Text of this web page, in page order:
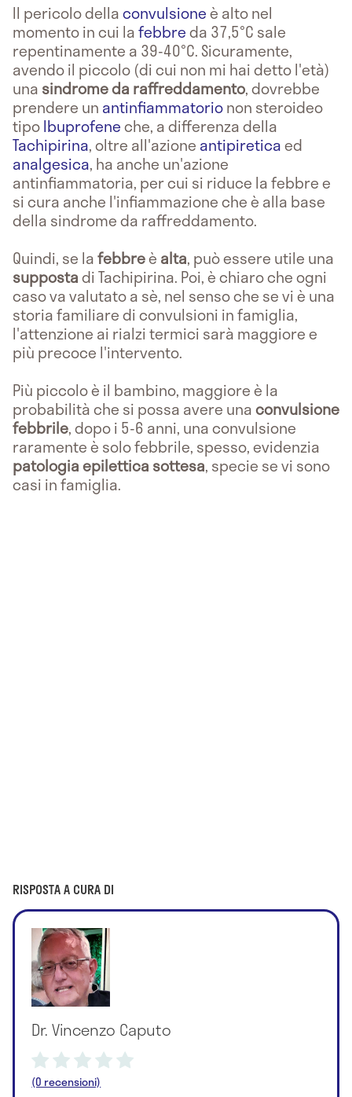
Il pericolo dellaconvulsioneè alto nel
momento in cui lafebbreda 37,5°C sale
repentinamente a 39-40°C. Sicuramente,
avendo il piccolo (di cui non mi hai detto l'età)
una sindrome da raffreddamento, dovrebbe
prendere un antinfiammatorionon steroideo
tipoIbuprofeneche, a differenza della
Tachipirina, oltre all'azione antipireticaed
analgesica, ha anche un'azione
antinfiammatoria, per cui si riduce la febbre e
si cura anche l'infiammazione che è alla base
della sindrome da raffreddamento.
Quindi, se lafebbreè alta, può essere utile una
suppostadi Tachipirina. Poi, è chiaro che ogni
caso va valutato a sè, nel senso che se vi è una
storia familiare di convulsioni in famiglia,
l'attenzione ai rialzi termici sarà maggiore e
più precoce l'intervento.
Più piccolo è il bambino, maggiore è la
probabilità che si possa avere unaconvulsione
febbrile, dopo i 5-6 anni, una convulsione
raramente è solo febbrile, spesso, evidenzia
patologia epilettica sottesa, specie se vi sono
casi in famiglia.
RISPOSTA A CURA DI
Dr. Vincenzo Caputo
(0 recensioni)